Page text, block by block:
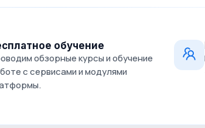
обучение
обзорные курсы и обучение
с сервисами и модулями